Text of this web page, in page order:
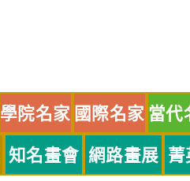
學院名家 國際名家 當代
知名畫會 網路畫展 菁